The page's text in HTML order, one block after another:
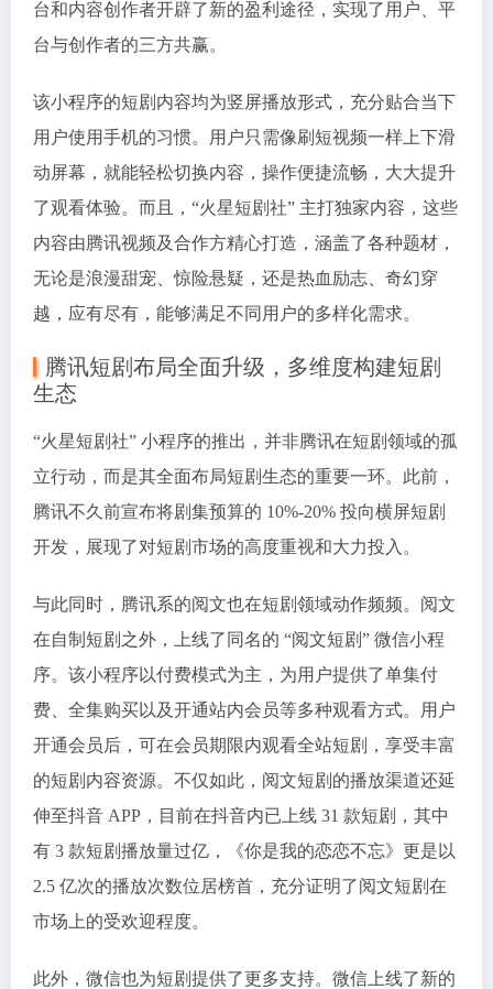
台和内容创作者开辟了新的盈利途径，实现了用户、平
台与创作者的三方共赢。
该小程序的短剧内容均为竖屏播放形式，充分贴合当下
用户使用手机的习惯。用户只需像刷短视频一样上下滑
动屏幕，就能轻松切换内容，操作便捷流畅，大大提升
了观看体验。而且，“火星短剧社” 主打独家内容，这些
内容由腾讯视频及合作方精心打造，涵盖了各种题材，
无论是浪漫甜宠、惊险悬疑，还是热血励志、奇幻穿
越，应有尽有，能够满足不同用户的多样化需求。
腾讯短剧布局全面升级，多维度构建短剧
生态
“火星短剧社” 小程序的推出，并非腾讯在短剧领域的孤
立行动，而是其全面布局短剧生态的重要一环。此前，
腾讯不久前宣布将剧集预算的 10%-20% 投向横屏短剧
开发，展现了对短剧市场的高度重视和大力投入。
与此同时，腾讯系的阅文也在短剧领域动作频频。阅文
在自制短剧之外，上线了同名的 “阅文短剧” 微信小程
序。该小程序以付费模式为主，为用户提供了单集付
费、全集购买以及开通站内会员等多种观看方式。用户
开通会员后，可在会员期限内观看全站短剧，享受丰富
的短剧内容资源。不仅如此，阅文短剧的播放渠道还延
伸至抖音 APP，目前在抖音内已上线 31 款短剧，其中
有 3 款短剧播放量过亿，《你是我的恋恋不忘》更是以
2.5 亿次的播放次数位居榜首，充分证明了阅文短剧在
市场上的受欢迎程度。
此外，微信也为短剧提供了更多支持。微信上线了新的